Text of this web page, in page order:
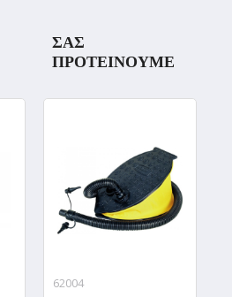
ΣΑΣ
ΠΡΟΤΕΙΝΟΥΜΕ
62004